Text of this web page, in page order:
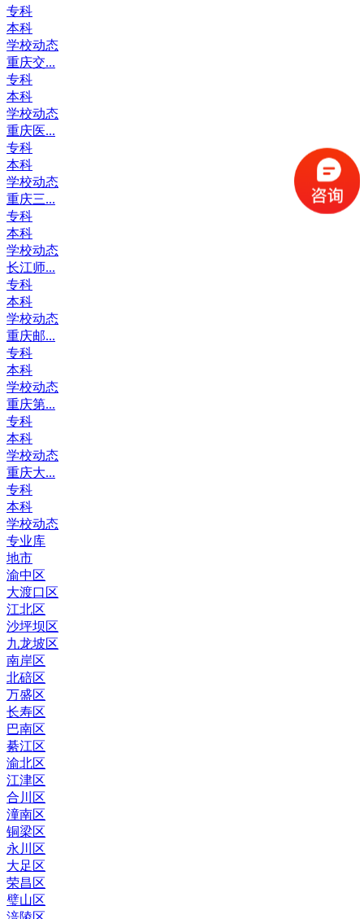
专科
本科
学校动态
重庆交...
专科
本科
学校动态
重庆医...
专科
本科
学校动态
重庆三...
专科
本科
学校动态
长江师...
专科
本科
学校动态
重庆邮...
专科
本科
学校动态
重庆第...
专科
本科
学校动态
重庆大...
专科
本科
学校动态
专业库
地市
渝中区
大渡口区
江北区
沙坪坝区
九龙坡区
南岸区
北碚区
万盛区
长寿区
巴南区
綦江区
渝北区
江津区
合川区
潼南区
铜梁区
永川区
大足区
荣昌区
璧山区